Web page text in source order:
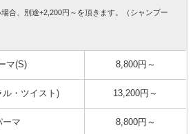
合、別途+2,200円～を頂きます。（シャンプー
マ(S) 8,800円～
ル・ツイスト) 13,200円～
ーマ 8,800円～